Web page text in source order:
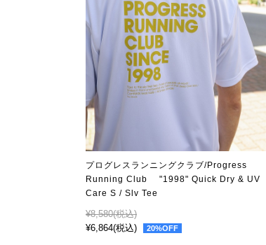
プログレスランニングクラブ/Progress
Running Club "1998" Quick Dry & UV
Care S / Slv Tee
¥8,580(税込)
¥6,864(税込) 20%OFF